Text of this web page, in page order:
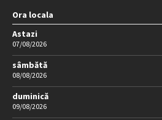
Ora locala
Astazi
07/08/2026
sâmbătă
08/08/2026
duminică
09/08/2026